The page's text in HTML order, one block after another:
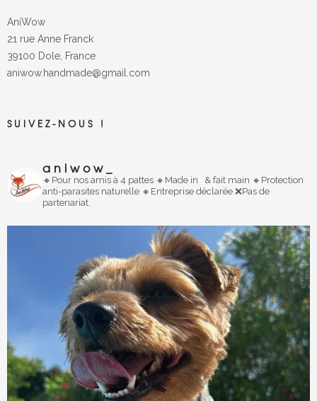
AniWow
21 rue Anne Franck
39100 Dole, France
aniwow.handmade@gmail.com
SUIVEZ-NOUS !
aniwow_
🔸️Pour nos amis à 4 pattes 🔸 Made in & fait main 🔸️Protection
anti-parasites naturelle 🔸️Entreprise déclarée ❌Pas de
partenariat.